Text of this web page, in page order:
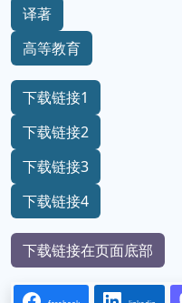
译著
高等教育
下载链接1
下载链接2
下载链接3
下载链接4
下载链接在页面底部